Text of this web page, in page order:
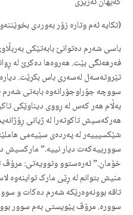
(تکایە ئەم وتارە زۆر بەوردی
باسی شەرم دەتوانێ بابەتێکی
فەرهەنگی بێت. هەروەها دەکرێ لە
تێروتەسەل لەسەری باس بکرێت.
سووچە جۆراوجۆرانەوە بابەتی شەرم
بەڵام هەر کەس لە ڕووی دیناوێکی
هەرکەسیش تاکوتەرا لە ژیانی
شێکسپییەر لە پەردەی سێیەمی
سوورییەکەت دیار نییە.” مارکسیش
خۆمان.” ئەرەستوو وتوویەتی: مرۆڤ
منیش بتوانم لە ڕێی مارک تواینەوە
تاقە بوونەوەرێکە شەرم دەکات و
سوورە. مرۆڤ پێویستی بەم سوور